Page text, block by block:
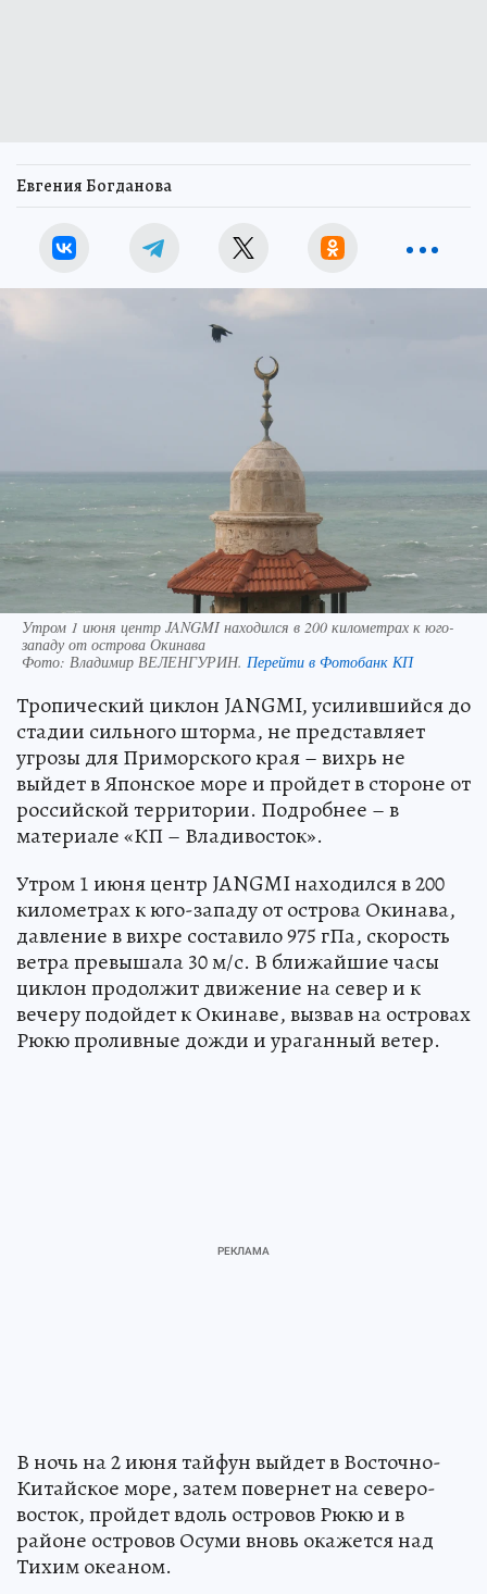
Евгения Богданова
Утром 1 июня центр JANGMI находился в 200 километрах к юго-
западу от острова Окинава
Фото: Владимир ВЕЛЕНГУРИН. Перейти в Фотобанк КП
Тропический циклон JANGMI, усилившийся до
стадии сильного шторма, не представляет
угрозы для Приморского края – вихрь не
выйдет в Японское море и пройдет в стороне от
российской территории. Подробнее – в
материале «КП – Владивосток».
Утром 1 июня центр JANGMI находился в 200
километрах к юго-западу от острова Окинава,
давление в вихре составило 975 гПа, скорость
ветра превышала 30 м/с. В ближайшие часы
циклон продолжит движение на север и к
вечеру подойдет к Окинаве, вызвав на островах
Рюкю проливные дожди и ураганный ветер.
В ночь на 2 июня тайфун выйдет в Восточно-
Китайское море, затем повернет на северо-
восток, пройдет вдоль островов Рюкю и в
районе островов Осуми вновь окажется над
Тихим океаном.